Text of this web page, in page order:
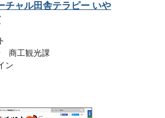
チャル田舎テラピー いや
商工観光課
ン